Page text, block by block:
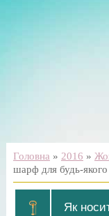
Головна » 2016 »
шарф для будь-якого
Як